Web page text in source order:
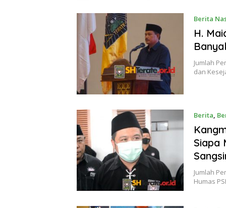
Berita
H.
Jumlah
dan
Berita,
2021
Siapa
Jumlah
Humas